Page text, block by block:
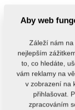
stažení
Aby web
Záleží nám
nejlepším
to, co hledáte,
vám reklamy na
v zobrazení na
přihlašovat.
zpracováním